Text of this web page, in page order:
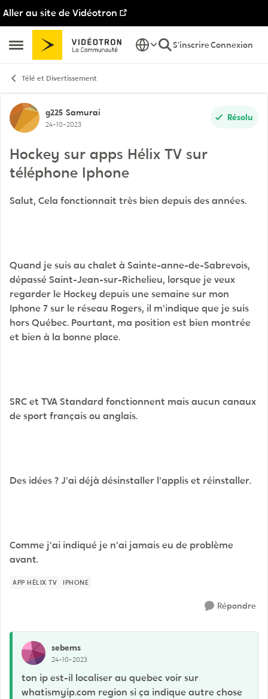
Aller au site de Vidéotron
Ouvrir Menu Latéral
Passer au contenu
S'inscrireConnexion
Télé et Divertissement
Discussion de forum
g225 Samurai
24-10-2023
Résolu
Hockey sur apps Hélix TV sur
téléphone Iphone
Salut, Cela fonctionnait très bien depuis des années.
Quand je suis au chalet à Sainte-anne-de-Sabrevois,
dépassé Saint-Jean-sur-Richelieu, lorsque je veux
regarder le Hockey depuis une semaine sur mon
Iphone 7 sur le réseau Rogers, il m'indique que je suis
hors Québec. Pourtant, ma position est bien montrée
et bien à la bonne place.
SRC et TVA Standard fonctionnent mais aucun canaux
de sport français ou anglais.
Des idées ? J'ai déjà désinstaller l'applis et réinstaller.
Comme j'ai indiqué je n'ai jamais eu de problème
avant.
APP HÉLIX TV IPHONE
Répondre
sebems
24-10-2023
ton ip est-il localiser au quebec voir sur
whatismyip.com region si ça indique autre chose